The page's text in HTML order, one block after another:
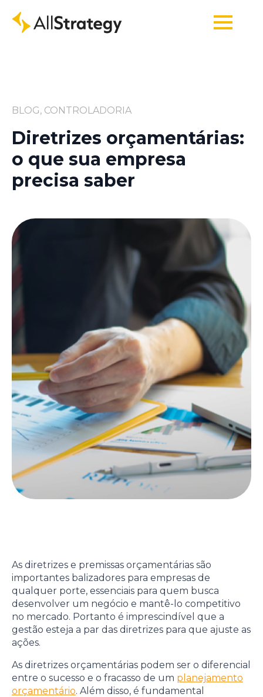
BLOG, CONTROLADORIA
Diretrizes orçamentárias:
o que sua empresa
precisa saber
As diretrizes e premissas orçamentárias são
importantes balizadores para empresas de
qualquer porte, essenciais para quem busca
desenvolver um negócio e mantê-lo competitivo
no mercado. Portanto é imprescindível que a
gestão esteja a par das diretrizes para que ajuste as
ações.
As diretrizes orçamentárias podem ser o diferencial
entre o sucesso e o fracasso de um planejamento
orçamentário. Além disso, é fundamental